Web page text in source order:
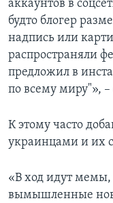
аккаунтов в
будто блогер
надпись или
распространяли
предложил в
по всему миру"»,
К этому часто
украинцами и их
«В ход идут
вымышленные